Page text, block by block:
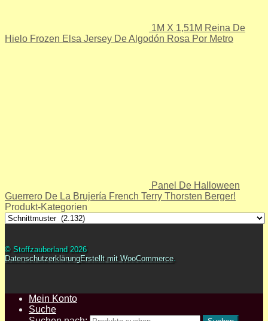
1M X 1,51M Reina De
Hielo Frozen Elsa Jersey De Algodón Rosa Por Metro
Panel De Halloween
Guerrero De La Brujería French Terry Thorsten Berger!
Produkt-Kategorien
© Stoffzauberland 2026
DatenschutzerklärungErstellt mit WooCommerce.
Mein Konto
Suche